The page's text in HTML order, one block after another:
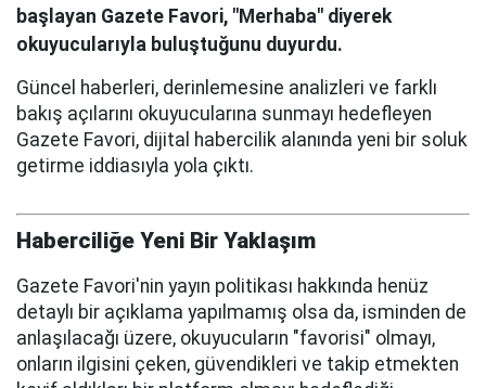
başlayan Gazete Favori, "Merhaba" diyerek
okuyucularıyla buluştuğunu duyurdu.
Güncel haberleri, derinlemesine analizleri ve farklı
bakış açılarını okuyucularına sunmayı hedefleyen
Gazete Favori, dijital habercilik alanında yeni bir soluk
getirme iddiasıyla yola çıktı.
Haberciliğe Yeni Bir Yaklaşım
Gazete Favori'nin yayın politikası hakkında henüz
detaylı bir açıklama yapılmamış olsa da, isminden de
anlaşılacağı üzere, okuyucuların "favorisi" olmayı,
onların ilgisini çeken, güvendikleri ve takip etmekten